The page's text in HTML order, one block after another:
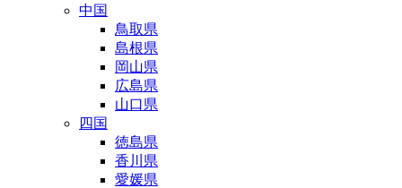
中国
鳥取県
島根県
岡山県
広島県
山口県
四国
徳島県
香川県
愛媛県